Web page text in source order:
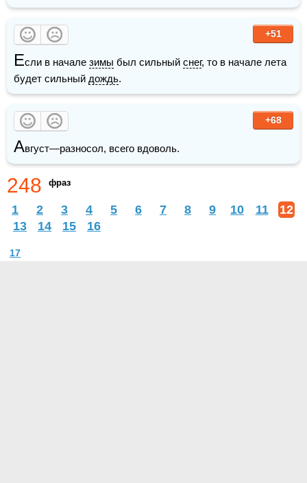
+51
Если в начале зимы был сильный снег, то в начале лета
будет сильный дождь.
+68
Август—разносол, всего вдоволь.
248 фраз
1 2 3 4 5 6 7 8 9 10 11
12
13
14 15 16
17